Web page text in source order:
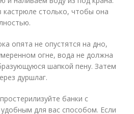
столько, чтобы она
опята не опустятся на дно,
огне, вода не должна
шапкой пену. Затем
дуршлаг.
банки с
для вас способом. Если